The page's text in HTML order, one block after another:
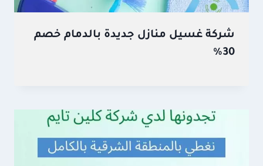
شركة غسيل منازل جديدة بالدمام خصم
30%